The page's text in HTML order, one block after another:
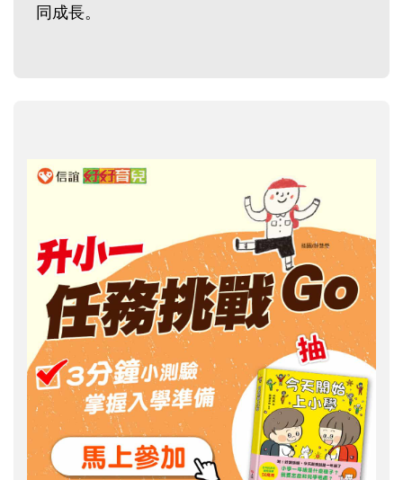
同成長。